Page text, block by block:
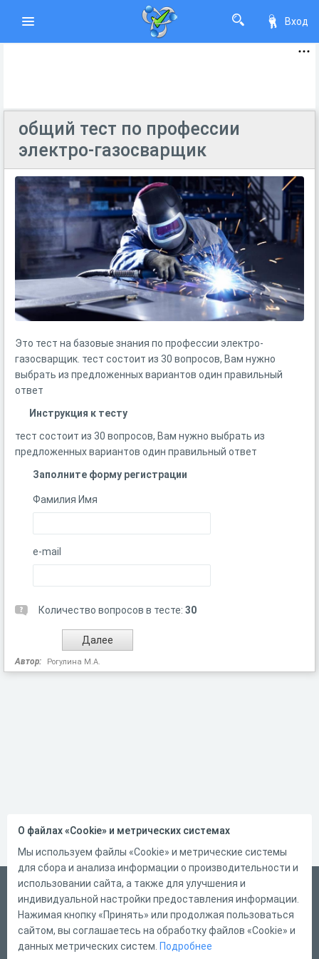
Вход
общий тест по профессии
электро-газосварщик
Это тест на базовые знания по профессии электро-
газосварщик. тест состоит из 30 вопросов, Вам нужно
выбрать из предложенных вариантов один правильный
ответ
Инструкция к тесту
тест состоит из 30 вопросов, Вам нужно выбрать из
предложенных вариантов один правильный ответ
Заполните форму регистрации
Фамилия Имя
e-mail
Количество вопросов в тесте: 30
Автор: Рогулина М.А.
Русский
Справка
Форма обратной связи
О файлах «Cookie» и метрических системах
Мы используем файлы «Cookie» и метрические системы
для сбора и анализа информации о производительности и
использовании сайта, а также для улучшения и
индивидуальной настройки предоставления информации.
Нажимая кнопку «Принять» или продолжая пользоваться
сайтом, вы соглашаетесь на обработку файлов «Cookie» и
данных метрических систем. Подробнее